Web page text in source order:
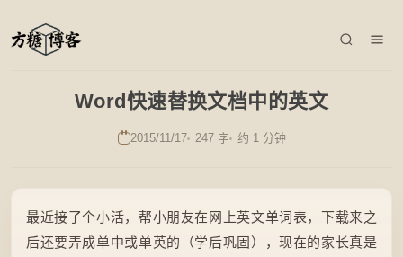
Word快速替换文档中的英文
2015/11/17 247 字 约 1 分钟
最近接了个小活，帮小朋友在网上英文单词表，下载来之
后还要弄成单中或单英的（学后巩固），现在的家长真是